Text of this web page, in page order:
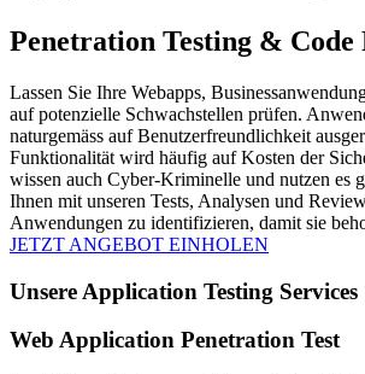
Penetration Testing & Code
Lassen Sie Ihre Webapps,
auf potenzielle Schwachstellen prüfen.
naturgemäss auf Benutzerfreundlichkeit
Funktionalität wird häufig auf Kosten der
wissen auch Cyber-Kriminelle und nutzen es
Ihnen mit unseren Tests, Analysen und
Anwendungen zu identifizieren, damit sie
JETZT ANGEBOT EINHOLEN
Unsere Application Testing Services
Web Application Penetration Test